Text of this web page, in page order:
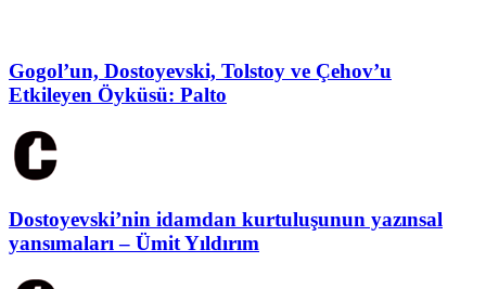
Gogol’un, Dostoyevski, Tolstoy ve Çehov’u
Etkileyen Öyküsü: Palto
Dostoyevski’nin idamdan kurtuluşunun yazınsal
yansımaları – Ümit Yıldırım